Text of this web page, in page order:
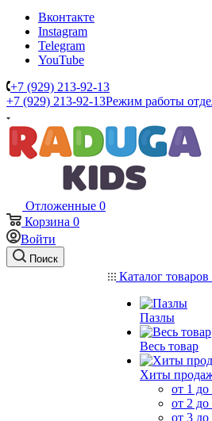
Вконтакте
Instagram
Telegram
YouTube
+7 (929) 213-92-13
+7 (929) 213-92-13Режим работы
Отложенные 0
Корзина 0
Войти
Поиск
Каталог товаров
Пазлы
Весь товар
Хиты
от 1 до
от 2 до
от 3 до